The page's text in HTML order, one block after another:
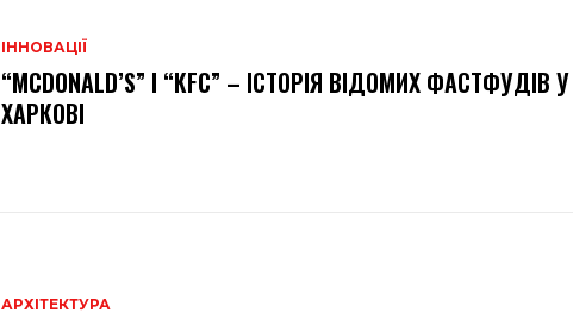
ІННОВАЦІЇ
“MCDONALD’S” І “KFC” – ІСТОРІЯ ВІДОМИХ ФАСТФУДІВ У
ХАРКОВІ
АРХІТЕКТУРА